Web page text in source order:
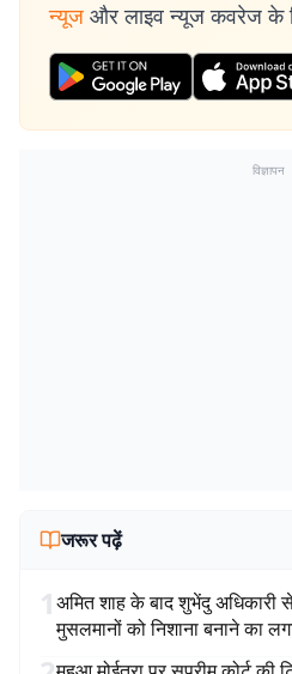
न्यूज और लाइव न्यूज कवरेज के
विज्ञापन
जरूर पढ़ें
1अमित शाह के बाद शुभेंदु अधिकारी
मुसलमानों को निशाना बनाने का